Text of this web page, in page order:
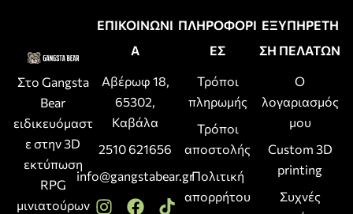
Στο Gangsta
Bear
ειδικευόμαστ
ε στην 3D
εκτύπωση
RPG
μινιατούρων
ΕΠΙΚΟΙΝΩΝΙ
Α
Αβέρωφ 18,
65302,
Καβάλα
2510 621656
info@gangstabear.gr
ΠΛΗΡΟΦΟΡΙ
ΕΣ
Τρόποι
πληρωμής
Τρόποι
αποστολής
Πολιτική
απορρήτου
ΕΞΥΠΗΡΕΤΗ
ΣΗ ΠΕΛΑΤΩΝ
Ο
λογαριασμός
μου
Custom 3D
printing
Συχνές